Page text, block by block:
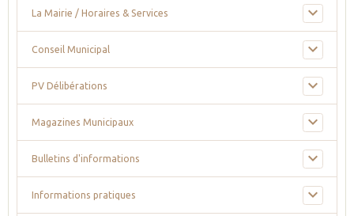
La Mairie / Horaires & Services
Conseil Municipal
PV Délibérations
Magazines Municipaux
Bulletins d'informations
Informations pratiques